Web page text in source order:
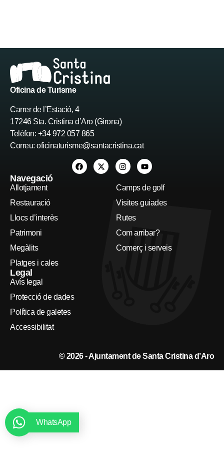
Oficina de Turisme
Carrer de l’Estació, 4
17246 Sta. Cristina d’Aro (Girona)
Telèfon: +34 972 057 865
Correu: oficinaturisme@santacristina.cat
Navegació
Allotjament
Restauració
Llocs d’interès
Patrimoni
Megàlits
Platges i cales
Camps de golf
Visites guiades
Rutes
Com arribar?
Comerç i serveis
Legal
Avís legal
Protecció de dades
Política de galetes
Accessibilitat
© 2026 - Ajuntament de Santa Cristina d’Aro
WhatsApp